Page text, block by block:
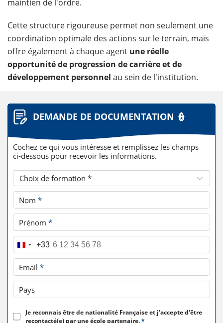
maintien de l'ordre.
Cette structure rigoureuse permet non seulement une
coordination optimale des actions sur le terrain, mais
offre également à chaque agent une réelle
opportunité de progression de carrière et de
développement personnel au sein de l'institution.
DEMANDE DE DOCUMENTATION 👮
Cochez ce qui vous intéresse et remplissez les champs
ci-dessous pour recevoir les informations.
Choix de formation *
Nom *
Prénom *
Téléphone *
+33
Email *
Pays
Je reconnais être de nationalité Française et j'accepte d'être
recontacté(e) par une école partenaire.*